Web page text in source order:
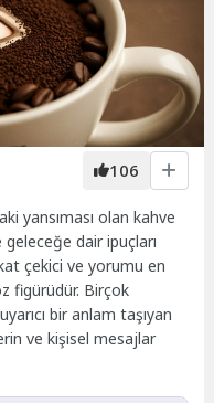
106
yansıması olan kahve
dair ipuçları
çekici ve yorumu en
figürüdür. Birçok
bir anlam taşıyan
ve kişisel mesajlar